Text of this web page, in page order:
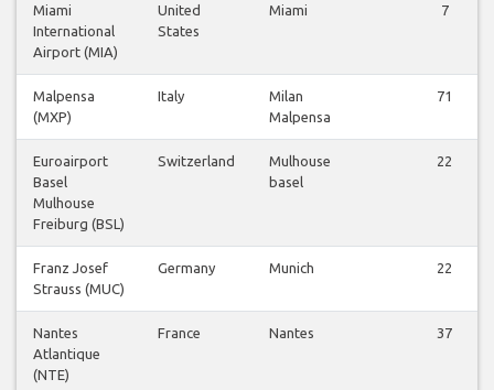
Miami
International
Airport (MIA)
United
States
Miami 7
Malpensa
(MXP)
Italy
Milan
Malpensa
71
Euroairport
Basel
Mulhouse
Freiburg (BSL)
Switzerland
Mulhouse
basel
22
Franz Josef
Strauss (MUC)
Germany Munich 22
Nantes
Atlantique
(NTE)
France Nantes 37